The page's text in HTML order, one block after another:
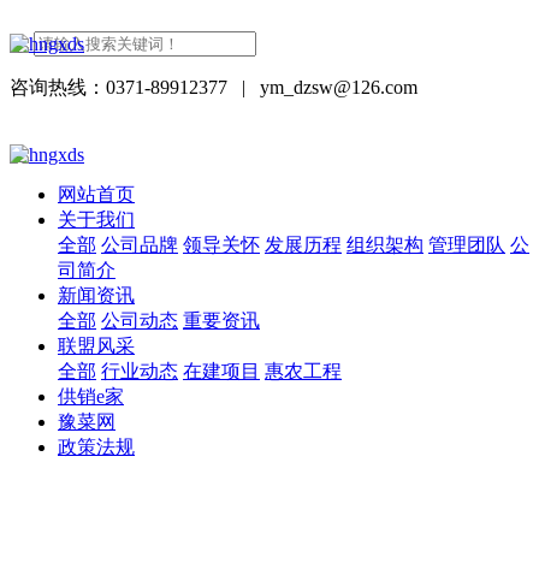
咨询热线：0371-89912377 | ym_dzsw@126.com
网站首页
关于我们
全部 公司品牌 领导关怀 发展历程 组织架构 管理团队 公
司简介
新闻资讯
全部 公司动态 重要资讯
联盟风采
全部 行业动态 在建项目 惠农工程
供销e家
豫菜网
政策法规